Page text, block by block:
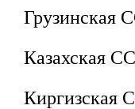
Грузинская
Казахская
Киргизская